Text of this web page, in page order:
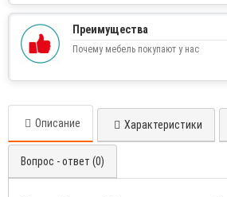
Преимущества
Почему мебель покупают у нас
Описание Характеристики
Вопрос - ответ (0)